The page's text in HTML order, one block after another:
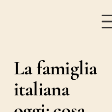
La famiglia
italiana